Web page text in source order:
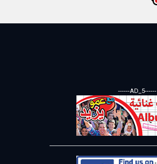
------AD_5------